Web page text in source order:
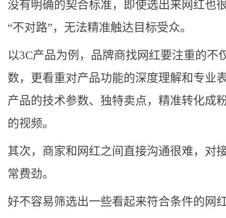
没有明确的契合标准，即使选出来网红也
“不对路”，无法精准触达目标受众。
以3C产品为例，品牌商找网红要注重的不
数，更看重对产品功能的深度理解和专业
产品的技术参数、独特卖点，精准转化成
的视频。
其次，商家和网红之间直接沟通很难，对
常费劲。
好不容易筛选出一些看起来符合条件的网